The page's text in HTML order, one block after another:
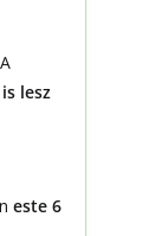
lesz
este 6